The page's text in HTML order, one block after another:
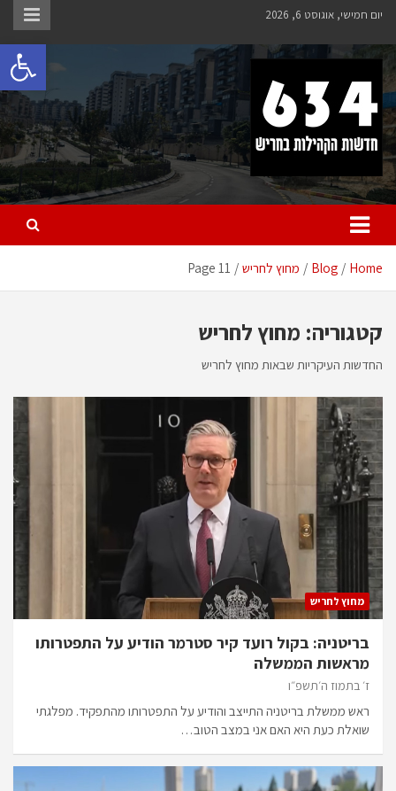
Skip
content
יום חמישי, אוגוסט 6, 2026
חריש 634
חדשות הקהילות בחריש
Home
Blog מחוץ לחריש Page 11
קטגוריה: מחוץ לחריש
החדשות העיקריות שבאות מחוץ לחריש
מחוץ לחריש
בריטניה: בקול רועד קיר סטרמר הודיע על התפטרותו
מראשות הממשלה
ז׳ בתמוז ה׳תשפ״ו
ראש ממשלת בריטניה התייצב והודיע על התפטרותו מהתפקיד. מפלגתי
שואלת כעת היא האם אני במצב הטוב…